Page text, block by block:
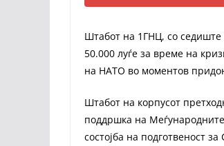
Штабот на 1ГНЦ, со
50.000 луѓе за време на
на НАТО во моментов
Штабот на корпусот
поддршка на
состојба на подготвеност